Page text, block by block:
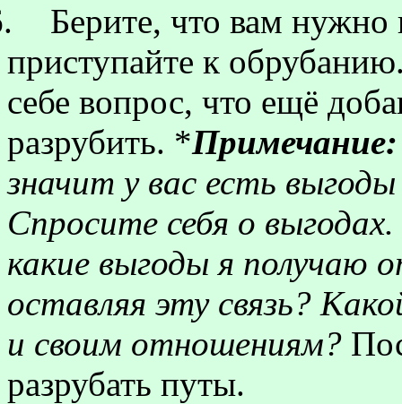
Берите, что вам
приступайте к
себе вопрос, что ещё
разрубить. *Примечание:
значит у вас есть
Спросите себя о
какие выгоды я получаю
оставляя эту связь?
и своим отношениям?
разрубать путы.